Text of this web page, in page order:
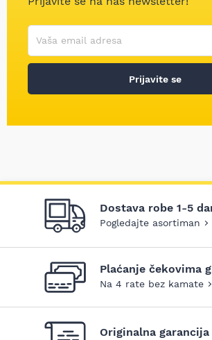
Korisničko ime
Vaša email adresa
Prijavite se
Dostava robe 1-5
Pogledajte asortiman
Plaćanje čekovima
Na 4 rate bez kamate
Originalna garancija